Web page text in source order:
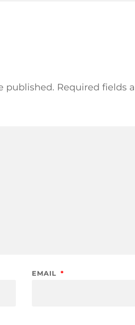
published. Required fields
EMAIL *